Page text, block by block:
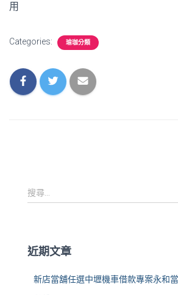
用
Categories: 瑜珈分類
搜
尋
:
搜尋...
近期文章
新店當舖任選中壢機車借款專案永和